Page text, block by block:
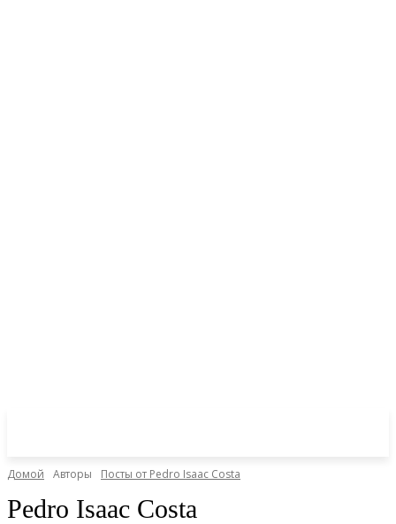
Домой Авторы Посты от Pedro Isaac Costa
Pedro Isaac Costa